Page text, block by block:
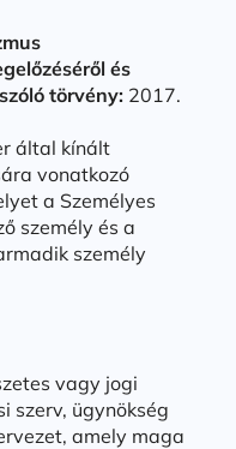
és
törvény:2017.
által kínált
vonatkozó
a Személyes
személy és a
személy
vagy jogi
szerv, ügynökség
amely maga